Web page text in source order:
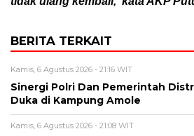
BERITA TERKAIT
Kamis, 6 Agustus 2026 - 21:16 WIT
Sinergi Polri Dan Pemerintah
Duka di Kampung Amole
Kamis, 6 Agustus 2026 - 21:08 WIT